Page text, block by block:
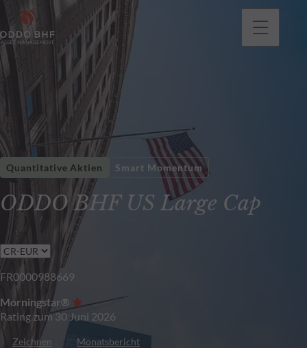
ODDO BHF US Large Cap
Quantitative Aktien Smart Momentum
FR0000988669
Morningstar®
Rating zum 30 Juni 2026
Zeichnen Monatsbericht